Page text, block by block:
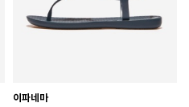
이파네마